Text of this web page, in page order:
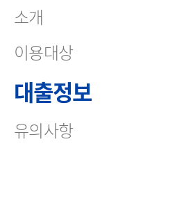
소개
이용대상
대출정보
유의사항